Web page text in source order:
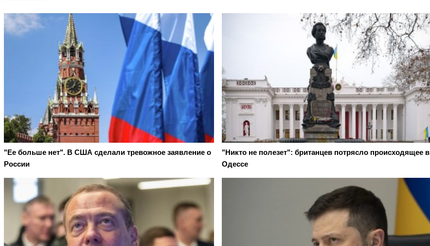
"Ее больше нет". В США сделали тревожное заявление о
России
"Никто не полезет": британцев потрясло происходящее в
Одессе